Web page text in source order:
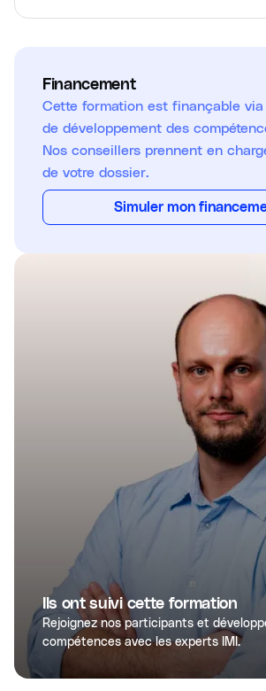
Financement
Cette formation est finançable via
de développement des
Nos conseillers prennent en
de votre dossier.
Simuler mon
Ils ont suivi cette formation
Rejoignez nos participants et
compétences avec les experts IMI.